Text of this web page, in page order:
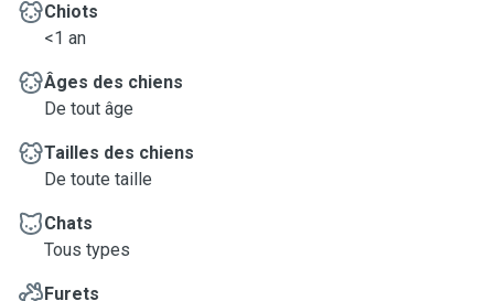
Chiots
<1 an
Âges des chiens
De tout âge
Tailles des chiens
De toute taille
Chats
Tous types
Furets